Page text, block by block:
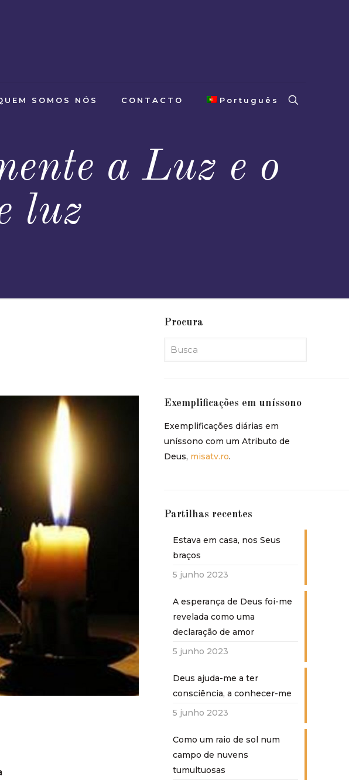
SOMOS NÓS CONTACTO Português
a Luz e o
luz
Procura
Exemplificações em uníssono
Exemplificações diárias em
uníssono com um Atributo de
Deus, misatv.ro.
Partilhas recentes
Estava em casa, nos Seus
braços
5 junho 2023
A esperança de Deus foi-me
revelada como uma
declaração de amor
5 junho 2023
Deus ajuda-me a ter
consciência, a conhecer-me
5 junho 2023
Como um raio de sol num
campo de nuvens
tumultuosas